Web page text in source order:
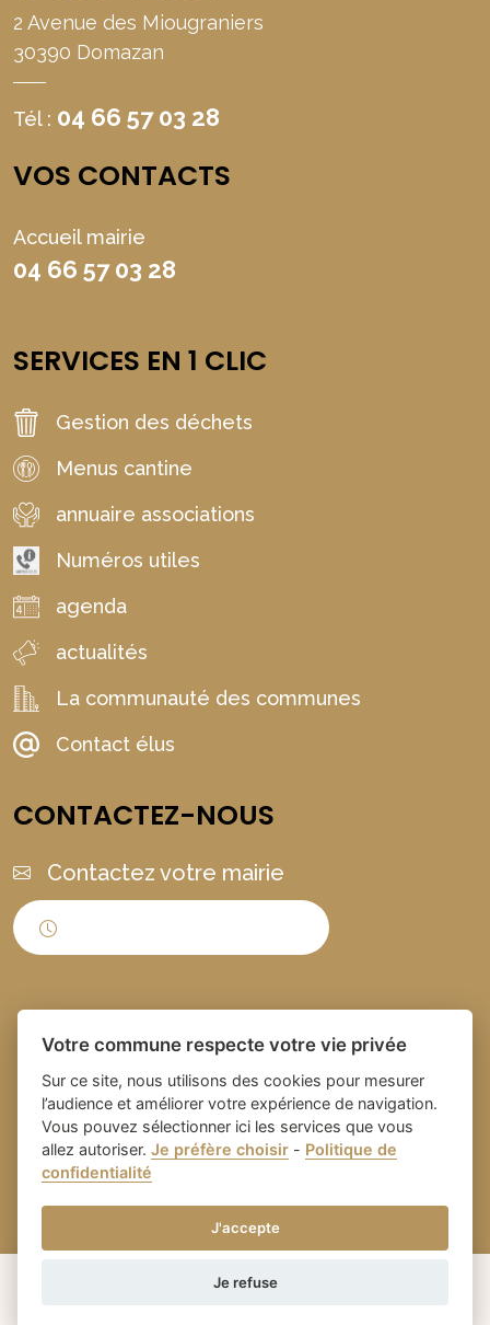
2 Avenue des Miougraniers
30390 Domazan
Tél : 04 66 57 03 28
VOS CONTACTS
Accueil mairie
04 66 57 03 28
SERVICES EN 1 CLIC
Gestion des déchets
Menus cantine
annuaire associations
Numéros utiles
agenda
actualités
La communauté des communes
Contact élus
CONTACTEZ-NOUS
Contactez votre mairie
Place du village la solution web
et appli des collectivités
- Commune de
-
Gestion des cookies
Votre commune respecte votre vie privée
Sur ce site, nous utilisons des cookies pour mesurer
l’audience et améliorer votre expérience de navigation.
Vous pouvez sélectionner ici les services que vous
allez autoriser.Je préfère choisir - Politique de
confidentialité
J'accepte
Je refuse